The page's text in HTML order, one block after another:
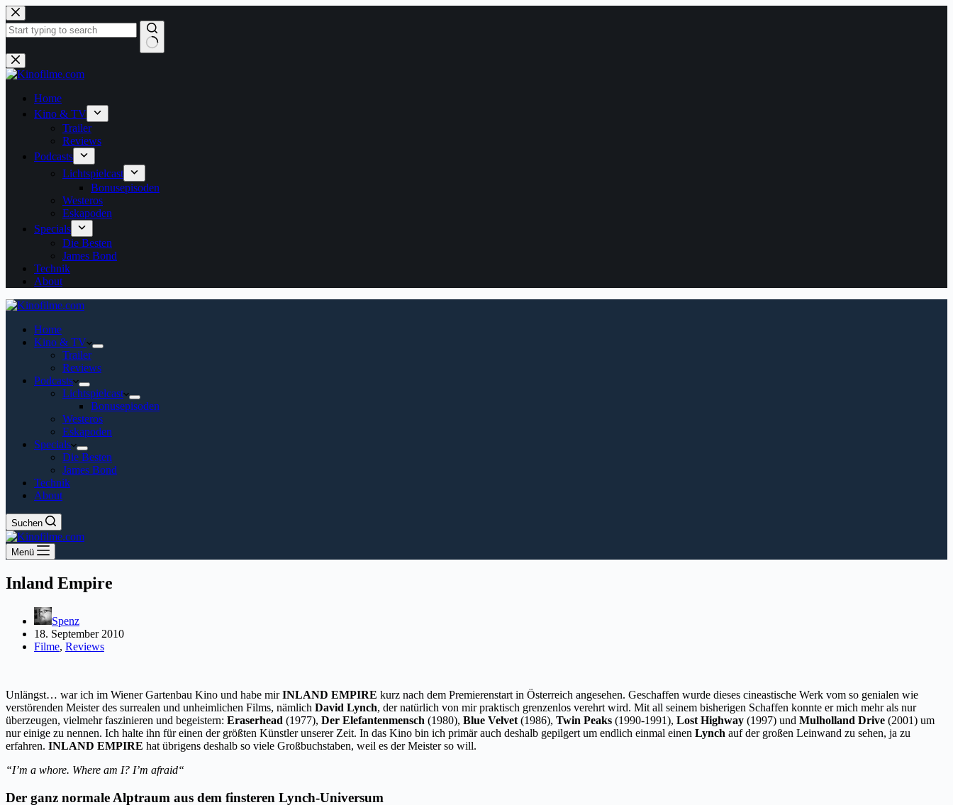
Zum
Inhalt
springen
Keine
Ergebnisse
Home
Kino & TV
Trailer
Reviews
Podcasts
Lichtspielcast
Bonusepisoden
Westeros
Eskapoden
Specials
Die Besten
James Bond
Technik
About
Home
Kino & TV
Trailer
Reviews
Podcasts
Lichtspielcast
Bonusepisoden
Westeros
Eskapoden
Specials
Die Besten
James Bond
Technik
About
Suchen
Menü
Inland Empire
Spenz
18. September 2010
Filme, Reviews
Unlängst… war ich im Wiener Gartenbau Kino und habe mirINLAND EMPIRE kurz nach dem Premierenstart in Österreich angesehen. Geschaffen wurde dieses cineastische Werk vom so genialen wie
verstörenden Meister des surrealen und unheimlichen Films, nämlich David Lynch, der natürlich von mir praktisch grenzenlos verehrt wird. Mit all seinem bisherigen Schaffen konnte er mich mehr als nur
überzeugen, vielmehr faszinieren und begeistern: Eraserhead (1977), Der Elefantenmensch (1980), Blue Velvet (1986), Twin Peaks (1990-1991), Lost Highway (1997) und Mulholland Drive (2001) um
nur einige zu nennen. Ich halte ihn für einen der größten Künstler unserer Zeit. In das Kino bin ich primär auch deshalb gepilgert um endlich einmal einen Lynch auf der großen Leinwand zu sehen, ja zu
erfahren. INLAND EMPIRE hat übrigens deshalb so viele Großbuchstaben, weil es der Meister so will.
“I’m a whore. Where am I? I’m afraid“
Der ganz normale Alptraum aus dem finsteren Lynch-Universum